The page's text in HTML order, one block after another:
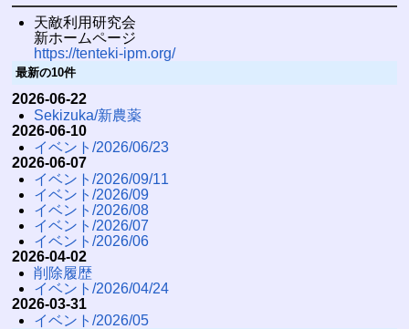
天敵利用研究会
新ホームページ
https://tenteki-ipm.org/
最新の10件
2026-06-22
Sekizuka/新農薬
2026-06-10
イベント/2026/06/23
2026-06-07
イベント/2026/09/11
イベント/2026/09
イベント/2026/08
イベント/2026/07
イベント/2026/06
2026-04-02
削除履歴
イベント/2026/04/24
2026-03-31
イベント/2026/05